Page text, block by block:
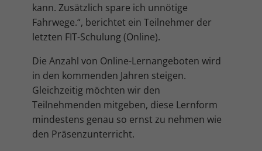
kann. Zusätzlich spare ich unnötige
Fahrwege.“, berichtet ein Teilnehmer der
letzten FIT-Schulung (Online).
Die Anzahl von Online-Lernangeboten wird
in den kommenden Jahren steigen.
Gleichzeitig möchten wir den
Teilnehmenden mitgeben, diese Lernform
mindestens genau so ernst zu nehmen wie
den Präsenzunterricht.
Datenschutzerklärung